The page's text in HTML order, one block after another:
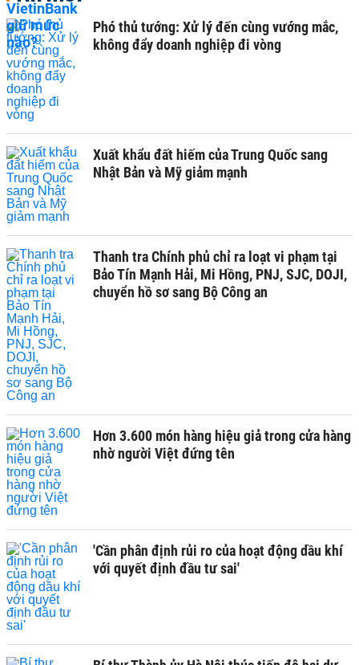
Phó thủ tướng: Xử lý đến cùng vướng mắc,
không đẩy doanh nghiệp đi vòng
Xuất khẩu đất hiếm của Trung Quốc sang
Nhật Bản và Mỹ giảm mạnh
Thanh tra Chính phủ chỉ ra loạt vi phạm tại
Bảo Tín Mạnh Hải, Mi Hồng, PNJ, SJC, DOJI,
chuyển hồ sơ sang Bộ Công an
Hơn 3.600 món hàng hiệu giả trong cửa hàng
nhờ người Việt đứng tên
'Cần phân định rủi ro của hoạt động dầu khí
với quyết định đầu tư sai'